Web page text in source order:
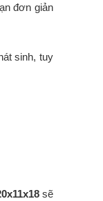
đơn giản
sinh, tuy
sẽ